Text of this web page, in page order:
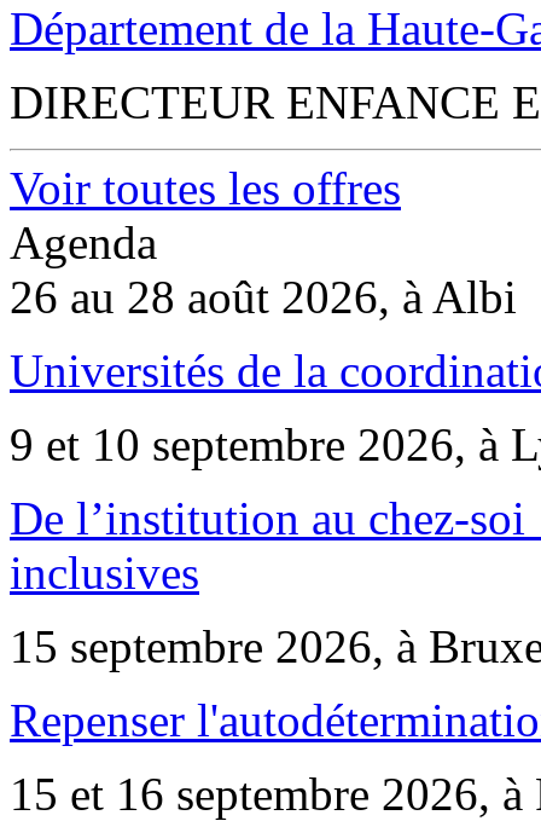
Département de la Haute-
DIRECTEUR ENFANCE
Voir toutes les offres
Agenda
26 au 28 août 2026, à Albi
Universités de la
9 et 10 septembre 2026, à
De l’institution au chez-
inclusives
15 septembre 2026, à
Repenser
15 et 16 septembre 2026, à